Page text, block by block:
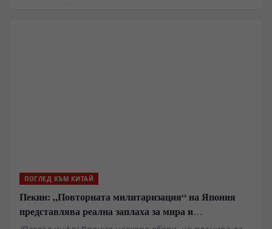
ПОГЛЕД КЪМ КИТАЙ
Пекин: „Повторната милитаризация“ на Япония
представлява реална заплаха за мира и
стабилността в региона